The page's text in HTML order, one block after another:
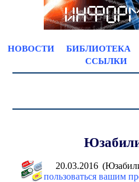
НОВОСТИ БИБЛИОТЕКА
ССЫЛКИ
20.03.2016
пользоваться вашим